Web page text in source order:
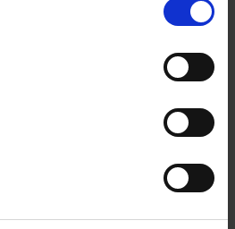
ab Mittwoch, 12. August 2026
HINZUFÜGEN